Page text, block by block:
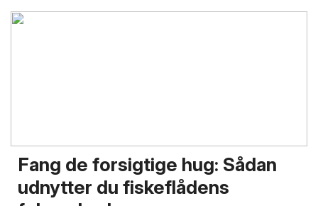
Fang de forsigtige hug: Sådan
udnytter du fiskeflådens